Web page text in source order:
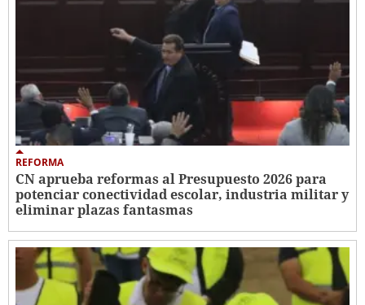
REFORMA
CN aprueba reformas al Presupuesto 2026 para
potenciar conectividad escolar, industria militar y
eliminar plazas fantasmas